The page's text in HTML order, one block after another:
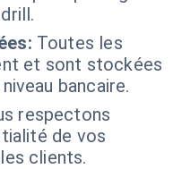
Toutes les
et sont stockées
bancaire.
respectons
de vos
clients.